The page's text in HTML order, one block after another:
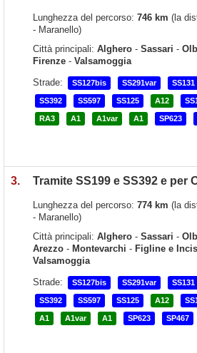
Lunghezza del percorso: 746 km (la
- Maranello)
Città principali: Alghero - Sassari -
Firenze - Valsamoggia
Strade:
SS127bis SS291var SS131
SS392 SS597 SS125 A12
RA3 A1 A1var A1 SP623
3. Tramite SS199 e SS392 e per
Lunghezza del percorso: 774 km (la
- Maranello)
Città principali: Alghero - Sassari -
Arezzo - Montevarchi - Figline e
Valsamoggia
Strade:
SS127bis SS291var SS131
SS392 SS597 SS125 A12
A1 A1var A1 SP623 SP467